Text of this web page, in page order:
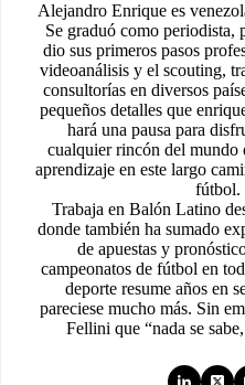
Alejandro Enrique es
Se graduó como periodista,
dio sus primeros pasos
videoanálisis y el scouting,
consultorías en diversos
pequeños detalles que
hará una pausa para
cualquier rincón del mundo
aprendizaje en este largo
fútbol.
Trabaja en Balón Latino
donde también ha sumado
de apuestas y
campeonatos de fútbol en
deporte resume años en
pareciese mucho más. Sin
Fellini que “nada se